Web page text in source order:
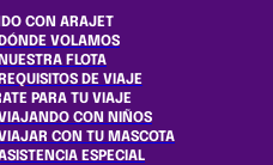
CON ARAJET
DÓNDE VOLAMOS
NUESTRA FLOTA
REQUISITOS DE VIAJE
PARA TU VIAJE
CON NIÑOS
CON TU MASCOTA
ESPECIAL